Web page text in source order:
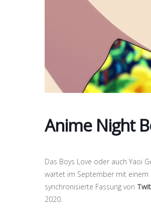
Anime Night
Das Boys Love oder auch Yaoi
wartet im September mit einem
synchronisierte Fassung von
2020.